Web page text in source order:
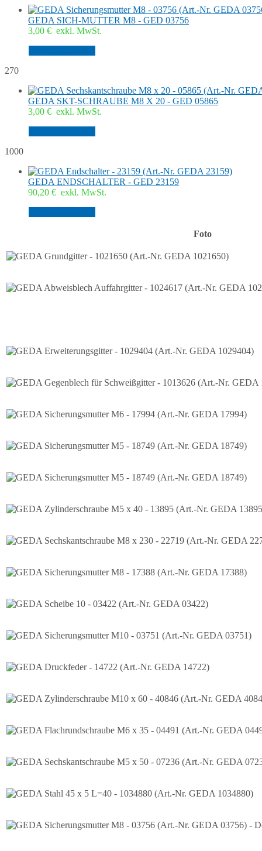
GEDA SICH-MUTTER M8 - GED 03756
3,00 € exkl. MwSt.
270
GEDA SKT-SCHRAUBE M8 X 20 - GED 05865
3,00 € exkl. MwSt.
1000
GEDA ENDSCHALTER - GED 23159
90,20 € exkl. MwSt.
Foto